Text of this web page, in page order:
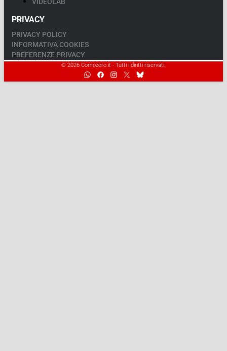
PRIVACY
PRIVACY POLICY
INFORMATIVA COOKIES
PREFERENZE PRIVACY
© 2026 Comozero.it - Tutti i diritti riservati.